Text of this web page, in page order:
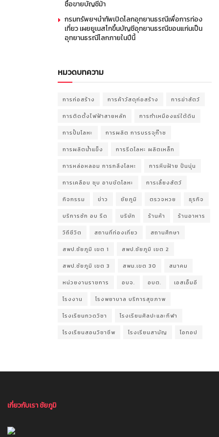
ซื้อขายบัญชีม้า
กรมทรัพยฯนำทัพเปิดโลกอุทยานธรณีเพื่อการท่อง
เที่ยว เผยยูเนสโกขึ้นบัญชีอุทยานธรณีขอนแก่นเป็น
อุทยานธรณีโลกภายในปีนี้
หมวดบทความ
การก่อสร้าง การค้าวัสดุก่อสร้าง การฆ่าสัตว์
การติดตั้งไฟฟ้าสายหลัก การทำเหมืองแร่ใต้ดิน
การปั้มโลหะ การผลิต การบรรจุก๊าซ
การผลิตน้ำแข็ง การรีดโลหะ ผลิตเหล็ก
การหล่อหลอม การกลึงโลหะ การหีบฝ้าย ปั่นนุ่น
การเคลือบ ชุบ อาบขัดโลหะ การเลี้ยงสัตว์
กิจกรรม ข่าว ชัยภูมิ ตรวจหวย ธุรกิจ
บริการซัก อบ รีด บริษัท ร้านค้า ร้านอาหาร
วิถีชีวิต สถานที่ท่องเที่ยว สถานศึกษา
สพป.ชัยภูมิ เขต 1 สพป.ชัยภูมิ เขต 2
สพป.ชัยภูมิ เขต 3 สพม.เขต 30 สมาคม
หน่วยงานราชการ อบจ. อบต. เอสเอ็มอี
โรงงาน โรงพยาบาล บริการสุขภาพ
โรงเรียนกวดวิชา โรงเรียนศิลปะและกีฬา
โรงเรียนสอนวิชาชีพ โรงเรียนสามัญ โอทอป
เกี่ยวกับเรา ชัยภูมิ